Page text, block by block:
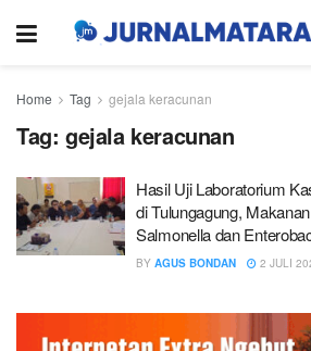
Home Tag gejala keracunan
Tag: gejala keracunan
Hasil Uji Laboratorium
di Tulungagung,
Salmonella dan
BY AGUS BONDAN 2 JULI